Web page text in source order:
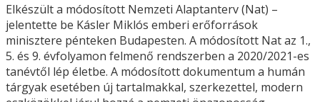
Elkészült a módosított Nemzeti Alaptanterv (Nat) –
jelentette be Kásler Miklós emberi erőforrások
minisztere pénteken Budapesten. A módosított Nat az 1.,
5. és 9. évfolyamon felmenő rendszerben a 2020/2021-es
tanévtől lép életbe. A módosított dokumentum a humán
tárgyak esetében új tartalmakkal, szerkezettel, modern